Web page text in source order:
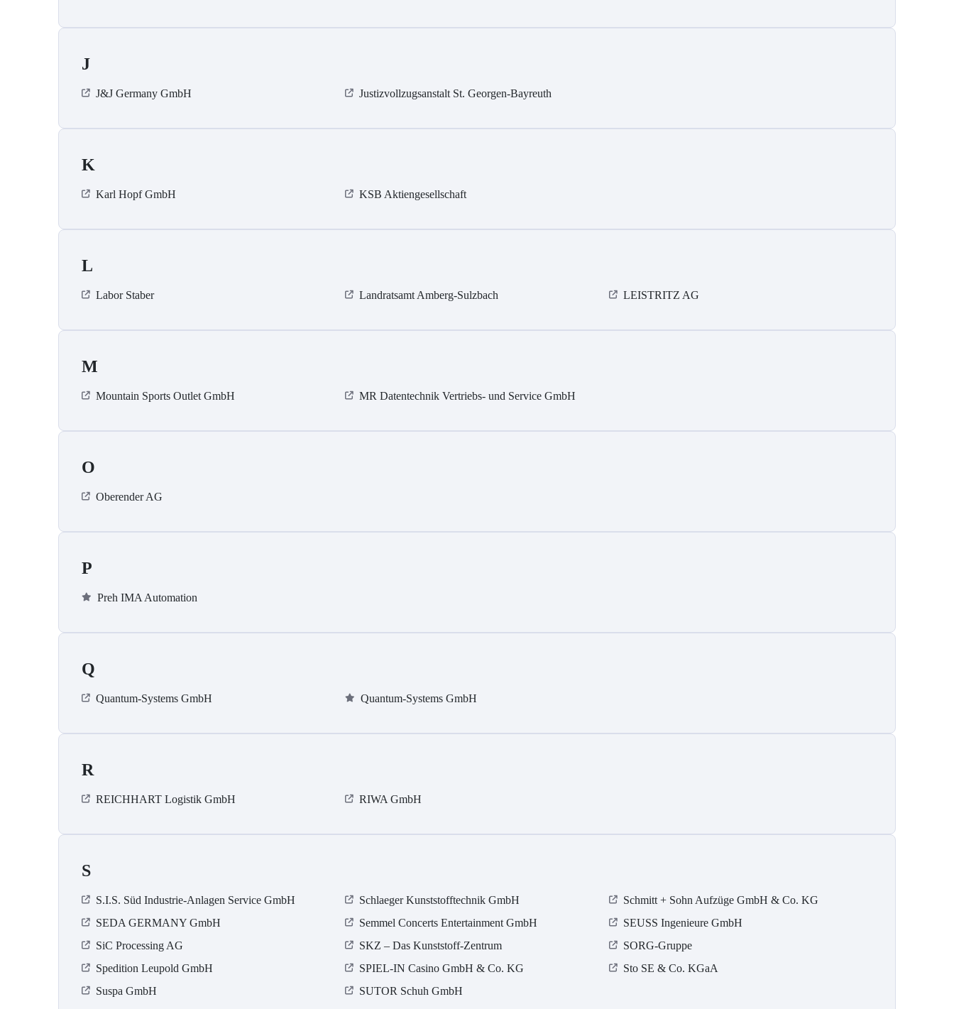
J
J&J Germany GmbH Justizvollzugsanstalt St. Georgen-Bayreuth
K
Karl Hopf GmbH KSB Aktiengesellschaft
L
Labor Staber Landratsamt Amberg-Sulzbach LEISTRITZ AG
M
Mountain Sports Outlet GmbH MR Datentechnik Vertriebs- und Service GmbH
O
Oberender AG
P
Preh IMA Automation
Q
Quantum-Systems GmbH Quantum-Systems GmbH
R
REICHHART Logistik GmbH RIWA GmbH
S
S.I.S. Süd Industrie-Anlagen Service GmbH Schlaeger Kunststofftechnik GmbH
Schmitt + Sohn Aufzüge GmbH & Co. KG
SEDA GERMANY GmbH
Semmel Concerts Entertainment GmbH
SEUSS Ingenieure GmbH
SiC Processing AG
SKZ – Das Kunststoff-Zentrum
SORG-Gruppe
Spedition Leupold GmbH
SPIEL-IN Casino GmbH & Co. KG
Sto SE & Co. KGaA
Suspa GmbH
SUTOR Schuh GmbH